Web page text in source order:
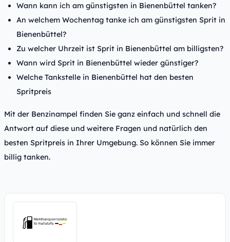
Wann kann ich am günstigsten in Bienenbüttel tanken?
An welchem Wochentag tanke ich am günstigsten Sprit in
Bienenbüttel?
Zu welcher Uhrzeit ist Sprit in Bienenbüttel am billigsten?
Wann wird Sprit in Bienenbüttel wieder günstiger?
Welche Tankstelle in Bienenbüttel hat den besten
Spritpreis
Mit der Benzinampel finden Sie ganz einfach und schnell die
Antwort auf diese und weitere Fragen und natürlich den
besten Spritpreis in Ihrer Umgebung. So können Sie immer
billig tanken.